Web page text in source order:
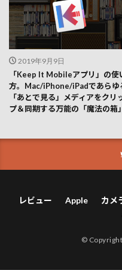
2019年9月9日
「Keep It Mobileアプリ」の使
方。Mac/iPhone/iPadであらゆ
「あとで見る」メディアをクリ
プ＆同期する万能の「魔法の箱」
レビュー Apple カメ
©